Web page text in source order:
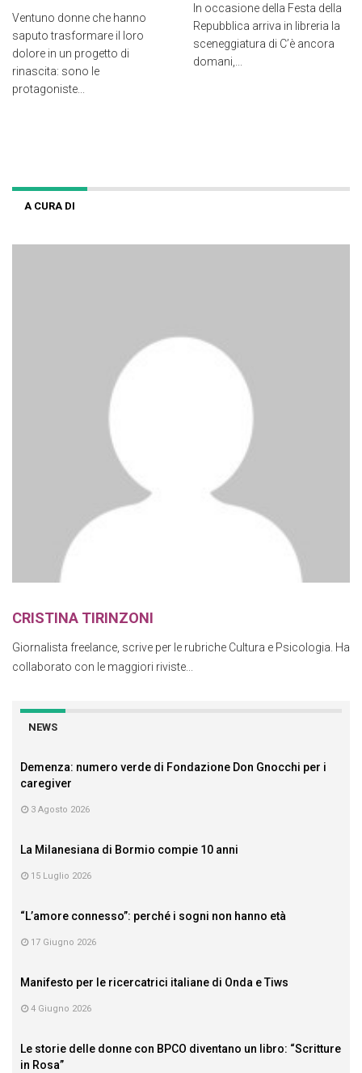
Ventuno donne che hanno
saputo trasformare il loro
dolore in un progetto di
rinascita: sono le
protagoniste...
In occasione della Festa della
Repubblica arriva in libreria la
sceneggiatura di C’è ancora
domani,...
A CURA DI
CRISTINA TIRINZONI
Giornalista freelance, scrive per le rubriche Cultura e Psicologia. Ha
collaborato con le maggiori riviste...
NEWS
Demenza: numero verde di Fondazione Don Gnocchi per i
caregiver
3 Agosto 2026
La Milanesiana di Bormio compie 10 anni
15 Luglio 2026
“L’amore connesso”: perché i sogni non hanno età
17 Giugno 2026
Manifesto per le ricercatrici italiane di Onda e Tiws
4 Giugno 2026
Le storie delle donne con BPCO diventano un libro: “Scritture
in Rosa”